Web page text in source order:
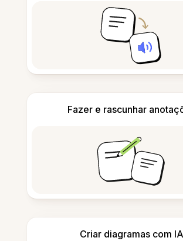
Fazer e rascunhar
Criar diagramas com IA